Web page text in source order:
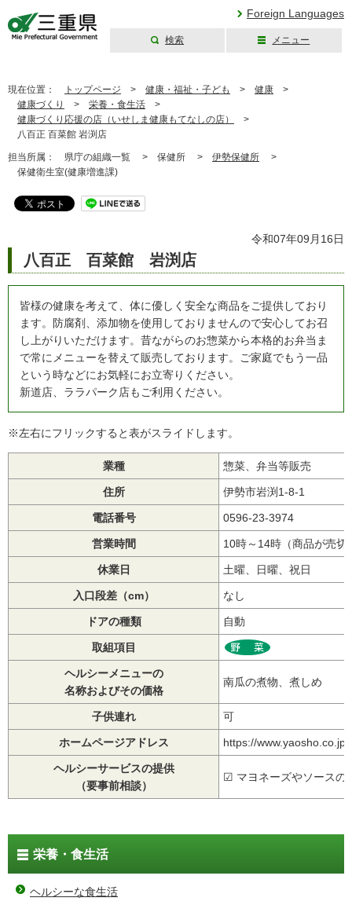
Foreign Languages
検索 メニュー
現在位置： トップページ > 健康・福祉・子ども > 健康 >
健康づくり
> 栄養・食生活 >
健康づくり応援の店（いせしま健康もてなしの店）
>
八百正 百菜館 岩渕店
担当所属： 県庁の組織一覧 > 保健所 > 伊勢保健所 >
保健衛生室(健康増進課)
令和07年09月16日
八百正 百菜館 岩渕店
皆様の健康を考えて、体に優しく安全な商品をご提供しており
ます。防腐剤、添加物を使用しておりませんので安心してお召
し上がりいただけます。昔ながらのお惣菜から本格的お弁当ま
で常にメニューを替えて販売しております。ご家庭でもう一品
という時などにお気軽にお立寄りください。
新道店、ララパーク店もご利用ください。
※左右にフリックすると表がスライドします。
業種 惣菜、弁当等販売
住所 伊勢市岩渕1-8-1
電話番号 0596‐23‐3974
営業時間 10時～14時（商品が売切
休業日 土曜、日曜、祝日
入口段差（cm） なし
ドアの種類 自動
取組項目
ヘルシーメニューの
名称およびその価格
南瓜の煮物、煮しめ
子供連れ 可
ホームページアドレス https://www.yaosho.co.jp
ヘルシーサービスの提供
（要事前相談）
☑ マヨネーズやソースの
栄養・食生活
ヘルシーな食生活